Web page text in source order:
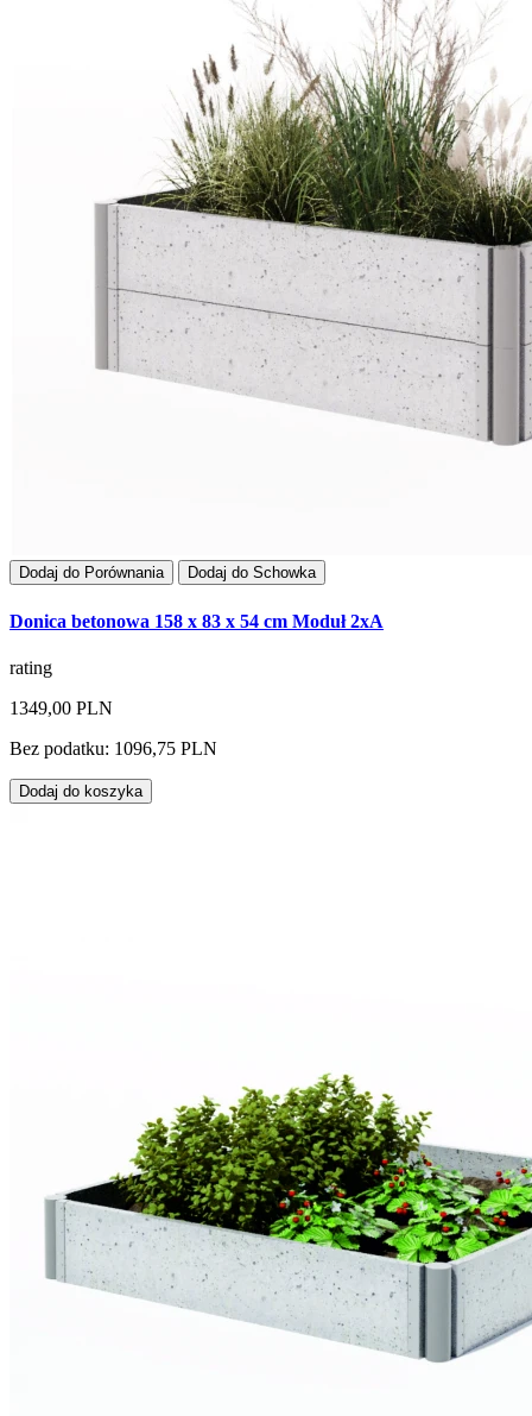
Dodaj do Porównania Dodaj do Schowka
Donica betonowa 158 x 83 x 54 cm Moduł 2xA
rating
1349,00 PLN
Bez podatku: 1096,75 PLN
Dodaj do koszyka